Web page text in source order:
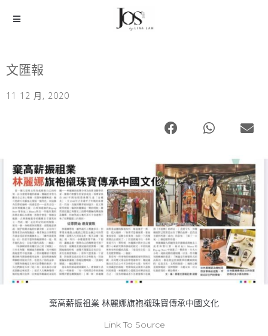
文匯報
11 12 月, 2020
棄高薪振祖業 林麗娜旗袍襯珠寶傳承中國文化
Link To Source